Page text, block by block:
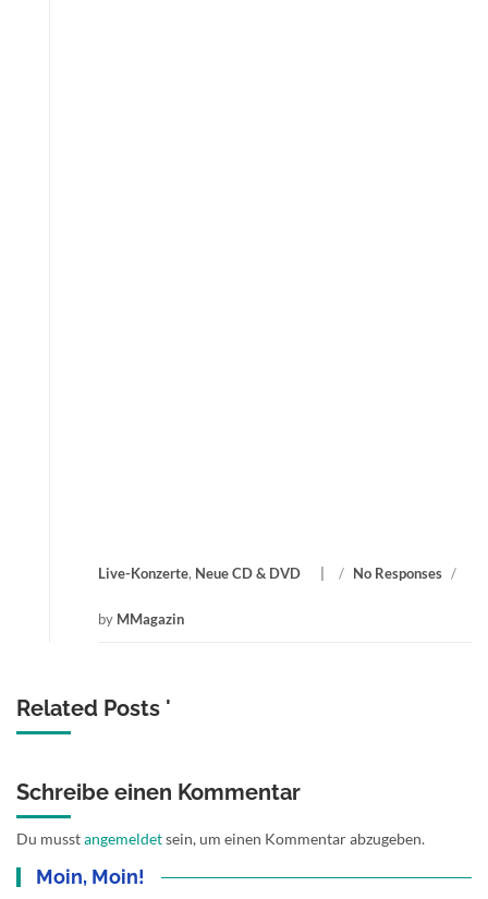
Live-Konzerte, Neue CD & DVD / No Responses /
by MMagazin
Related Posts '
Schreibe einen Kommentar
Du musstangemeldetsein, um einen Kommentar abzugeben.
Moin, Moin!